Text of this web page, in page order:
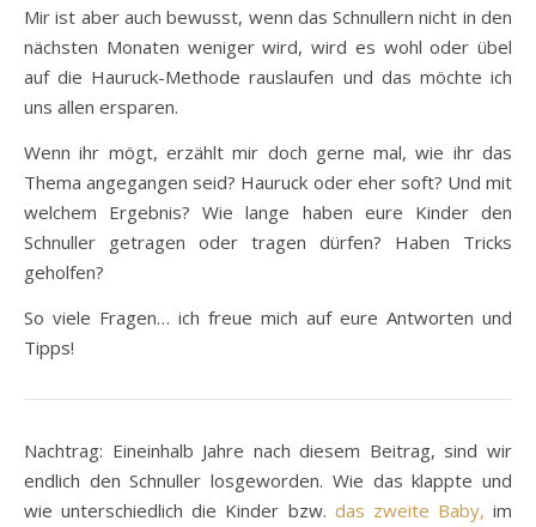
Mir ist aber auch bewusst, wenn das Schnullern nicht in den
nächsten Monaten weniger wird, wird es wohl oder übel
auf die Hauruck-Methode rauslaufen und das möchte ich
uns allen ersparen.
Wenn ihr mögt, erzählt mir doch gerne mal, wie ihr das
Thema angegangen seid? Hauruck oder eher soft? Und mit
welchem Ergebnis? Wie lange haben eure Kinder den
Schnuller getragen oder tragen dürfen? Haben Tricks
geholfen?
So viele Fragen… ich freue mich auf eure Antworten und
Tipps!
Nachtrag: Eineinhalb Jahre nach diesem Beitrag, sind wir
endlich den Schnuller losgeworden. Wie das klappte und
wie unterschiedlich die Kinder bzw. das zweite Baby, im